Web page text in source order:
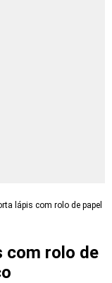
lápis com rolo de papel
com rolo de